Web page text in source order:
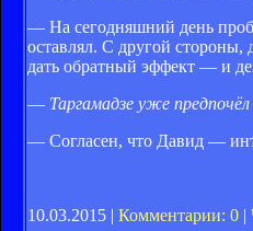
— На сегодняшний день
оставлял. С другой стороны,
дать обратный эффект — и
— Таргамадзе уже
— Согласен, что Давид —
10.03.2015 | Комментарии: 0 |